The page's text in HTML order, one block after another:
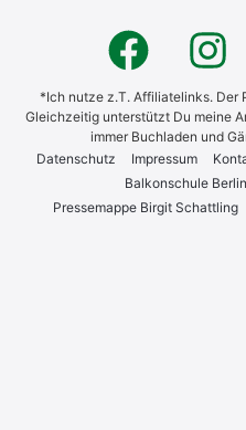
*Ich nutze z.T. Affiliatelinks. Der
Gleichzeitig unterstützt Du meine
immer Buchladen und
Daten­schutz
Impres­sum
Bal­kon­schu­le Ber­lin
Pres­se­map­pe Bir­git Schatt­ling